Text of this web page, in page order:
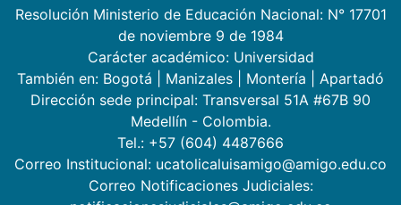
Resolución Ministerio de Educación Nacional: N° 17701
de noviembre 9 de 1984
Carácter académico: Universidad
También en: Bogotá Manizales Montería
Apartadó
Dirección sede principal: Transversal 51A #67B 90
Medellín - Colombia.
Tel.: +57 (604) 4487666
Correo Institucional: ucatolicaluisamigo@amigo.edu.co
Correo Notificaciones Judiciales: